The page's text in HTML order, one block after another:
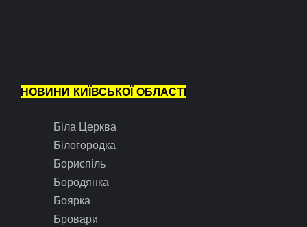
НОВИНИ КИЇВСЬКОЇ ОБЛАСТІ
Біла Церква
Білогородка
Бориспіль
Бородянка
Боярка
Бровари